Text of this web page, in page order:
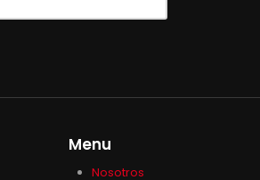
Menu
Nosotros